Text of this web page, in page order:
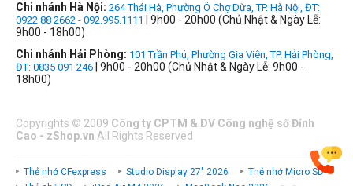
Chi nhánh Hà Nội: 264 Thái Hà, Phường Ô Chợ Dừa, TP. Hà Nội, ĐT:
0922 88 2662 - 092.995.1111
| 9h00 - 20h00 (Chủ Nhật & Ngày Lễ:
9h00 - 18h00)
Chi nhánh Hải Phòng: 101 Trần Phú, Phường Gia Viên, TP. Hải Phòng,
ĐT: 0835 091 246 | 9h00 - 20h00 (Chủ Nhật & Ngày Lễ: 9h00 -
18h00)
Copyrights © 2009 Công ty CPTM & DV Công nghệ số Đỉnh
Cao - zShop.vn All Rights Reserved
Thẻ nhớ CFexpress Studio Display 27" 2026
Thẻ nhớ Micro SD